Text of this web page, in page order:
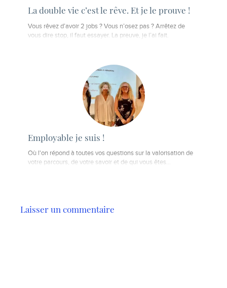
La double vie c’est le rêve. Et je le prouve !
Vous rêvez d’avoir 2 jobs ? Vous n’osez pas ? Arrêtez de
vous dire stop, il faut essayer. La preuve, je l’ai fait.
Employable je suis !
Où l'on répond à toutes vos questions sur la valorisation de
votre parcours, de votre savoir et de qui vous êtes...
Laisser un commentaire